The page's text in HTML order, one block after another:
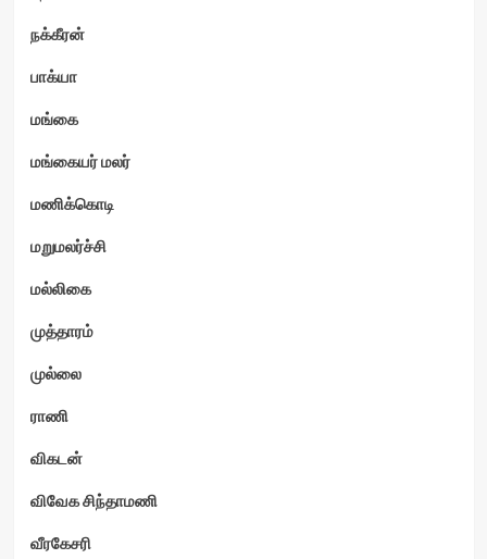
நக்கீரன்
பாக்யா
மங்கை
மங்கையர் மலர்
மணிக்கொடி
மறுமலர்ச்சி
மல்லிகை
முத்தாரம்
முல்லை
ராணி
விகடன்
விவேக சிந்தாமணி
வீரகேசரி